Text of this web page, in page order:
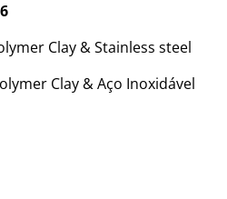
Clay & Stainless steel
Clay & Aço Inoxidável